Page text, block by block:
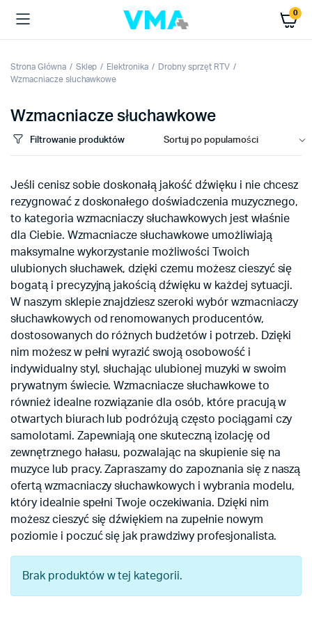
0
Strona Główna Sklep Elektronika
Drobny sprzęt RTV
Wzmacniacze słuchawkowe
Wzmacniacze słuchawkowe
Filtrowanie produktów
Jeśli cenisz sobie doskonałą jakość dźwięku i nie chcesz
rezygnować z doskonałego doświadczenia muzycznego,
to kategoria wzmacniaczy słuchawkowych jest właśnie
dla Ciebie. Wzmacniacze słuchawkowe umożliwiają
maksymalne wykorzystanie możliwości Twoich
ulubionych słuchawek, dzięki czemu możesz cieszyć się
bogatą i precyzyjną jakością dźwięku w każdej sytuacji.
W naszym sklepie znajdziesz szeroki wybór wzmacniaczy
słuchawkowych od renomowanych producentów,
dostosowanych do różnych budżetów i potrzeb. Dzięki
nim możesz w pełni wyrazić swoją osobowość i
indywidualny styl, słuchając ulubionej muzyki w swoim
prywatnym świecie. Wzmacniacze słuchawkowe to
również idealne rozwiązanie dla osób, które pracują w
otwartych biurach lub podróżują często pociągami czy
samolotami. Zapewniają one skuteczną izolację od
zewnętrznego hałasu, pozwalając na skupienie się na
muzyce lub pracy. Zapraszamy do zapoznania się z naszą
ofertą wzmacniaczy słuchawkowych i wybrania modelu,
który idealnie spełni Twoje oczekiwania. Dzięki nim
możesz cieszyć się dźwiękiem na zupełnie nowym
poziomie i poczuć się jak prawdziwy profesjonalista.
Brak produktów w tej kategorii.